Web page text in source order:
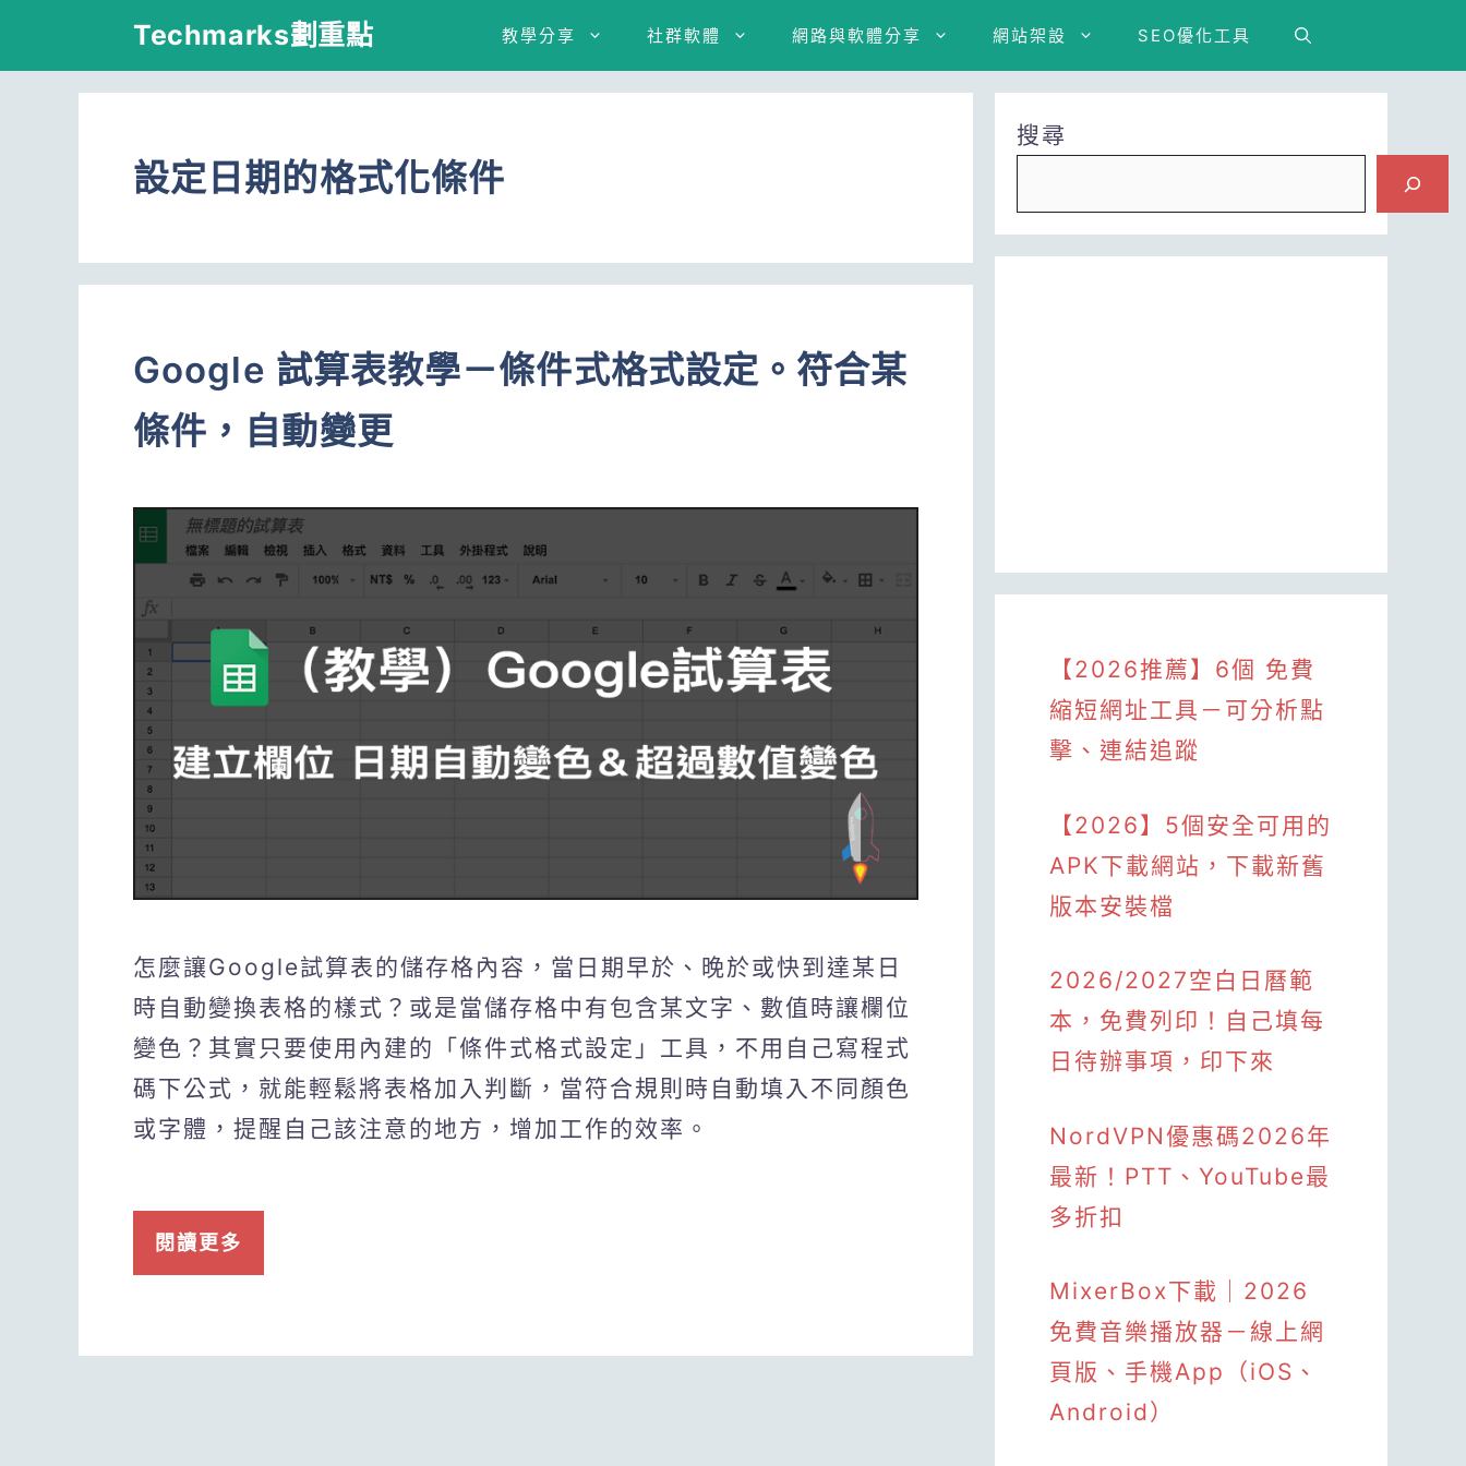
Techmarks劃重點 教學分享 社群軟體 網路與軟體分享 網站架設 SEO優化工具
設定日期的格式化條件
Google 試算表教學－條件式格式設定。符合某
條件，自動變更
怎麼讓Google試算表的儲存格內容，當日期早於、晚於或快到達某日
時自動變換表格的樣式？或是當儲存格中有包含某文字、數值時讓欄位
變色？其實只要使用內建的「條件式格式設定」工具，不用自己寫程式
碼下公式，就能輕鬆將表格加入判斷，當符合規則時自動填入不同顏色
或字體，提醒自己該注意的地方，增加工作的效率。
閱讀更多
搜尋
【2026推薦】6個 免費
縮短網址工具－可分析點
擊、連結追蹤
【2026】5個安全可用的
APK下載網站，下載新舊
版本安裝檔
2026/2027空白日曆範
本，免費列印！自己填每
日待辦事項，印下來
NordVPN優惠碼2026年
最新！PTT、YouTube最
多折扣
MixerBox下載｜2026
免費音樂播放器－線上網
頁版、手機App（iOS、
Android）